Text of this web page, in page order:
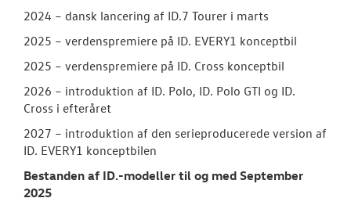
2024 – dansk lancering af ID.7 Tourer i marts
2025 – verdenspremiere på ID. EVERY1 konceptbil
2025 – verdenspremiere på ID. Cross konceptbil
2026 – introduktion af ID. Polo, ID. Polo GTI og ID.
Cross i efteråret
2027 – introduktion af den serieproducerede version af
ID. EVERY1 konceptbilen
Bestanden af ID.-modeller til og med September
2025